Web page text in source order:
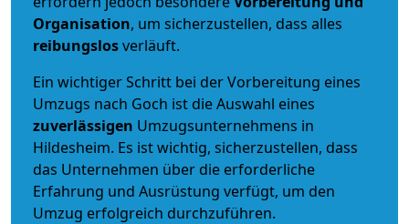
Organisation, um sicherzustellen, dass alles
reibungslosverläuft.
Ein wichtiger Schritt bei der Vorbereitung eines
Umzugs nach Goch ist die Auswahl eines
zuverlässigen Umzugsunternehmens in
Hildesheim. Es ist wichtig, sicherzustellen, dass
das Unternehmen über die erforderliche
Erfahrung und Ausrüstung verfügt, um den
Umzug erfolgreich durchzuführen.